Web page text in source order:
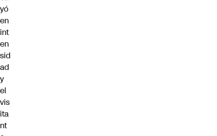
yó
en
int
en
sid
ad
y
el
vis
ita
nt